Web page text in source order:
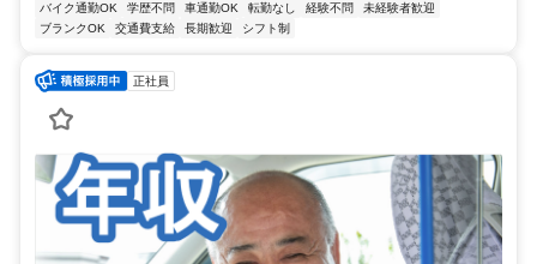
バイク通勤OK
学歴不問 車通勤OK 転勤なし 経験不問
未経験者歓迎
ブランクOK
交通費支給 長期歓迎 シフト制
正社員